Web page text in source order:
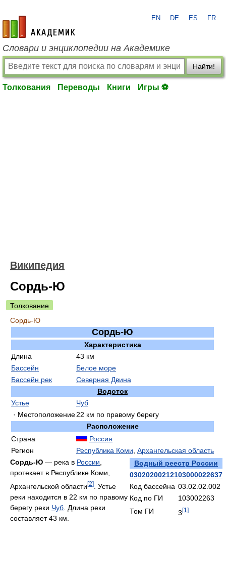
academic.ru
EN DE ES FR
Словари и энциклопедии на Академике
Найти!
Толкования Переводы Книги Игры ⚽
Википедия
Сордь-Ю
Толкование
Сордь-Ю
Сордь-Ю
Характеристика
Длина
43 км
Бассейн
Белое море
Бассейн рек
Северная Двина
Водоток
Устье
Чуб
· Местоположение22 км по правому берегу
Расположение
Страна
Россия
Регион
Республика Коми Архангельская область
Водный реестр России
03020200212103000022637
Код бассейна 03.02.02.002
Код по ГИ
103002263
Том ГИ
3[1]
Сордь-Ю — река в России
протекает в Республике Коми,
Архангельской области[2]
. Устье
реки находится в 22 км по правому
берегу реки Чуб . Длина реки
составляет 43 км.